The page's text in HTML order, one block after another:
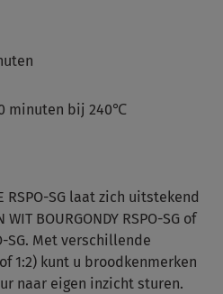
minuten bij 240℃
RSPO-SG laat zich uitstekend
BOURGONDY RSPO-SG of
SG. Met verschillende
1:2) kunt u broodkenmerken
naar eigen inzicht sturen.